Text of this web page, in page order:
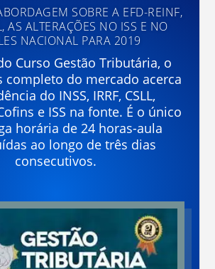
SOBRE A EFD-REINF,
AS ALTERAÇÕES NO ISS E NO
NACIONAL PARA 2019
Curso Gestão Tributária, o
completo do mercado acerca
do INSS, IRRF, CSLL,
e ISS na fonte. É o único
horária de 24 horas-aula
ao longo de três dias
consecutivos.